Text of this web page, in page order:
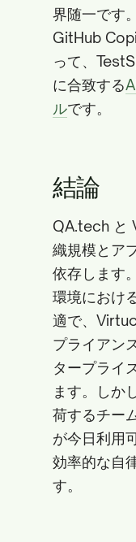
界随一です
GitHub
って、
に合致する
ルです。
結論
QA.tech と
織規模とア
依存します
環境におけ
適で、
プライアン
タープライ
ます。しか
荷するチー
が今日利用
効率的な自
す。